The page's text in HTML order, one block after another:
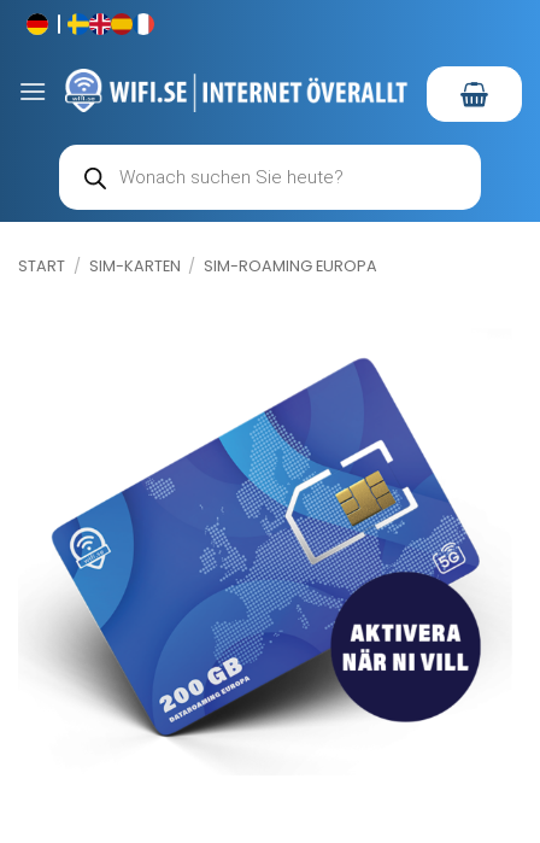
Zum
Inhalt
springen
Products
search
START / SIM-KARTEN / SIM-ROAMING EUROPA